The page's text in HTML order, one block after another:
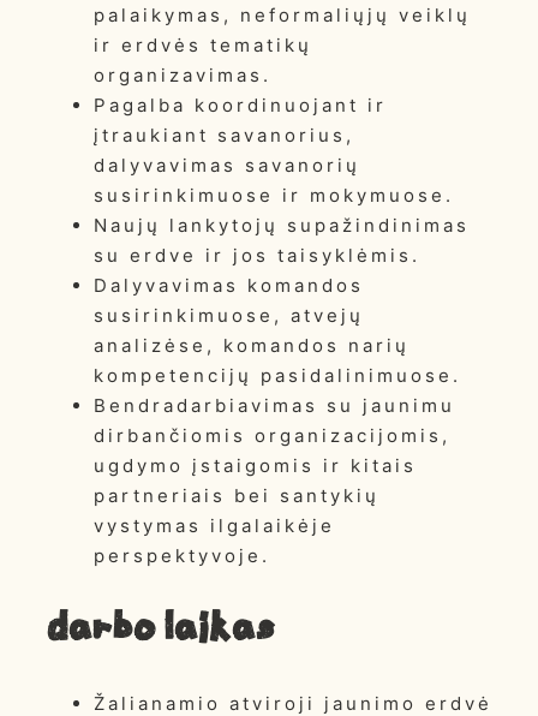
palaikymas, neformaliųjų veiklų
ir erdvės tematikų
organizavimas.
Pagalba koordinuojant ir
įtraukiant savanorius,
dalyvavimas savanorių
susirinkimuose ir mokymuose.
Naujų lankytojų supažindinimas
su erdve ir jos taisyklėmis.
Dalyvavimas komandos
susirinkimuose, atvejų
analizėse, komandos narių
kompetencijų pasidalinimuose.
Bendradarbiavimas su jaunimu
dirbančiomis organizacijomis,
ugdymo įstaigomis ir kitais
partneriais bei santykių
vystymas ilgalaikėje
perspektyvoje.
Darbo laikas
Žalianamio atviroji jaunimo erdvė